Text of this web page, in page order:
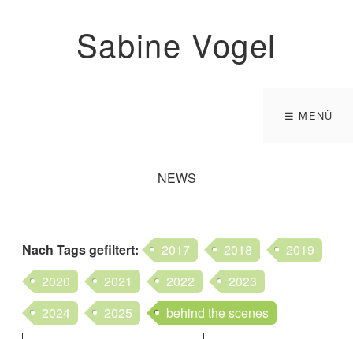
Sabine Vogel
☰ MENÜ
NEWS
Nach Tagsgefiltert: 2017 2018
2019
2020
2021 2022
2023
2024
2025
behind the scenes